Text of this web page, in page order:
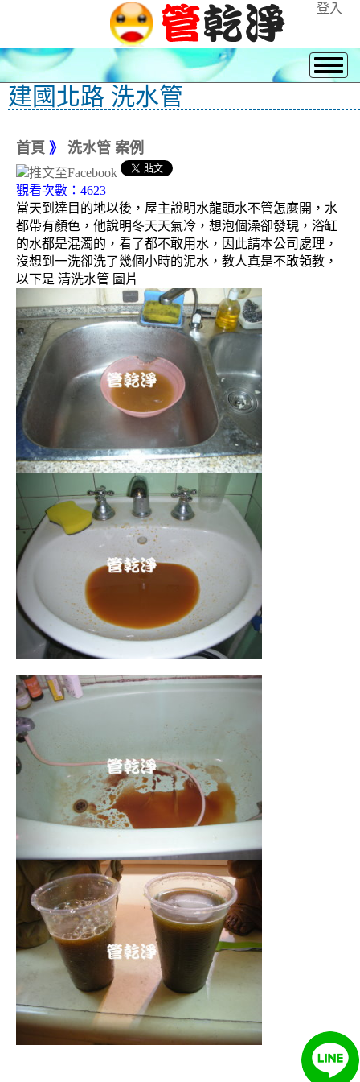
登入
建國北路 洗水管
首頁 》 洗水管 案例
觀看次數：4623
當天到達目的地以後，屋主說明水龍頭水不管怎麼開，水
都帶有顏色，他說明冬天天氣冷，想泡個澡卻發現，浴缸
的水都是混濁的，看了都不敢用水，因此請本公司處理，
沒想到一洗卻洗了幾個小時的泥水，教人真是不敢領教，
以下是 清洗水管 圖片